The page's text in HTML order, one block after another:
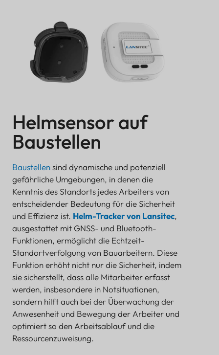
TRACKER
LEUCHTFEUER
SENSOR
Installation am Smart Helm:
Verwendung unserer B-Mobile®-Lösung:
B-Fixed® Lösung:
Helmsensor auf
Baustellen
Baustellensind dynamische und potenziell
gefährliche Umgebungen, in denen die
Kenntnis des Standorts jedes Arbeiters von
entscheidender Bedeutung für die Sicherheit
und Effizienz ist. Helm-Tracker von Lansitec,
ausgestattet mit GNSS- und Bluetooth-
Funktionen, ermöglicht die Echtzeit-
Standortverfolgung von Bauarbeitern. Diese
Funktion erhöht nicht nur die Sicherheit, indem
sie sicherstellt, dass alle Mitarbeiter erfasst
werden, insbesondere in Notsituationen,
sondern hilft auch bei der Überwachung der
Anwesenheit und Bewegung der Arbeiter und
optimiert so den Arbeitsablauf und die
Ressourcenzuweisung.